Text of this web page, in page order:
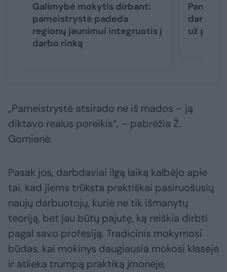
Galimybė mokytis dirbant:
pameistrystė padeda
regionų jaunimui integruotis į
darbo rinką
už
„Pameistrystė atsirado ne iš mados – ją
diktavo realus poreikis“, – pabrėžia Ž.
Gomienė.
Pasak jos, darbdaviai ilgą laiką kalbėjo apie
tai, kad jiems trūksta praktiškai pasiruošusių
naujų darbuotojų, kurie ne tik išmanytų
teoriją, bet jau būtų pajutę, ką reiškia dirbti
pagal savo profesiją. Tradicinis mokymosi
būdas, kai mokinys daugiausia mokosi klasėje
ir atlieka trumpą praktiką įmonėje,